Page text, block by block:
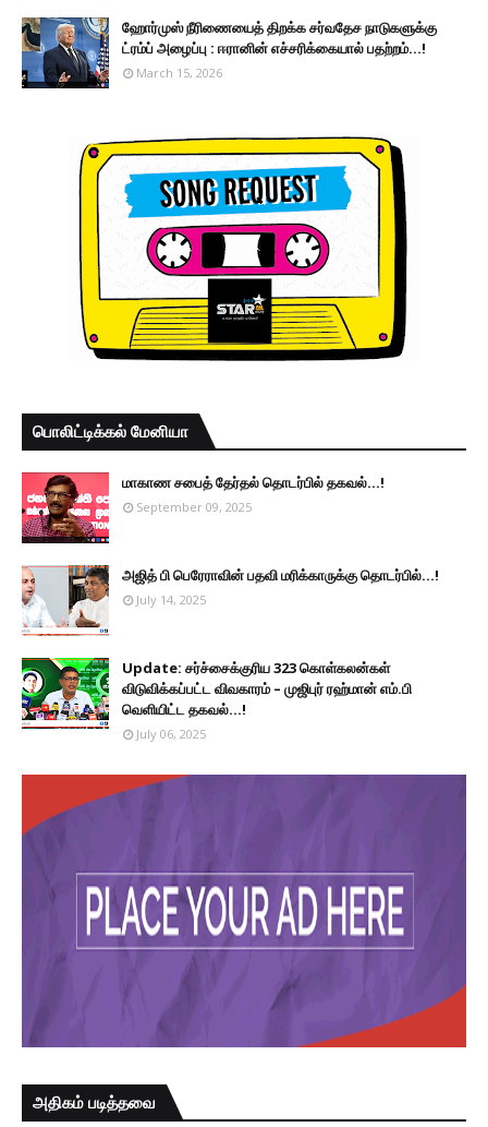
ஹோர்முஸ் நீரிணையைத் திறக்க சர்வதேச நாடுகளுக்கு
ட்ரம்ப் அழைப்பு : ஈரானின் எச்சரிக்கையால் பதற்றம்...!
March 15, 2026
பொலிட்டிக்கல் மேனியா
மாகாண சபைத் தேர்தல் தொடர்பில் தகவல்...!
September 09, 2025
அஜித் பி பெரேராவின் பதவி மரிக்காருக்கு தொடர்பில்...!
July 14, 2025
Update: சர்ச்சைக்குரிய 323 கொள்கலன்கள்
விடுவிக்கப்பட்ட விவகாரம் – முஜிபுர் ரஹ்மான் எம்.பி
வெளியிட்ட தகவல்...!
July 06, 2025
அதிகம் படித்தவை